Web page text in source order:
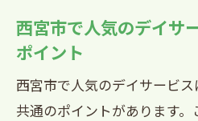
西宮市デイサービ
を解説
利用者の声を活か
ス選びのコツ
西宮市で人気のデイサ
ポイント
西宮市で人気のデイサービ
共通のポイントがあります